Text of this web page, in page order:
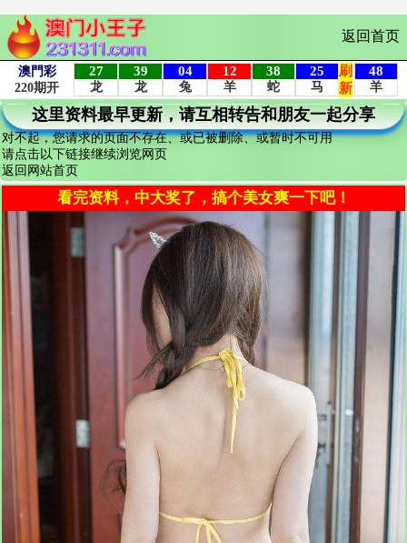
返回首页
这里资料最早更新，请互相转告和朋友一起分享
对不起，您请求的页面不存在、或已被删除、或暂时不可用
请点击以下链接继续浏览网页
返回网站首页
看完资料，中大奖了，搞个美女爽一下吧！